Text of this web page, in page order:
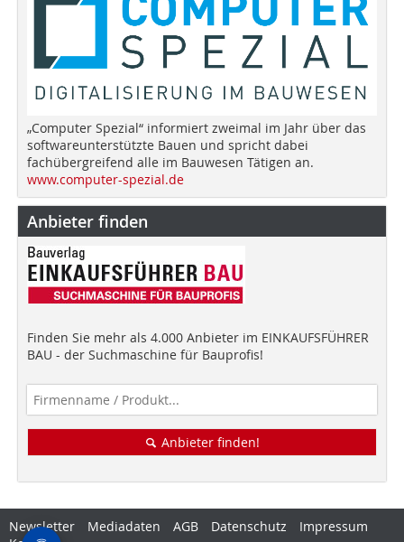
„Computer Spezial“ informiert zweimal im Jahr über das
softwareunterstützte Bauen und spricht dabei
fachübergreifend alle im Bauwesen Tätigen an.
www.computer-spezial.de
Anbieter finden
Finden Sie mehr als 4.000 Anbieter im EINKAUFSFÜHRER
BAU - der Suchmaschine für Bauprofis!
Anbieter finden!
Newsletter Mediadaten AGB Datenschutz
Impressum